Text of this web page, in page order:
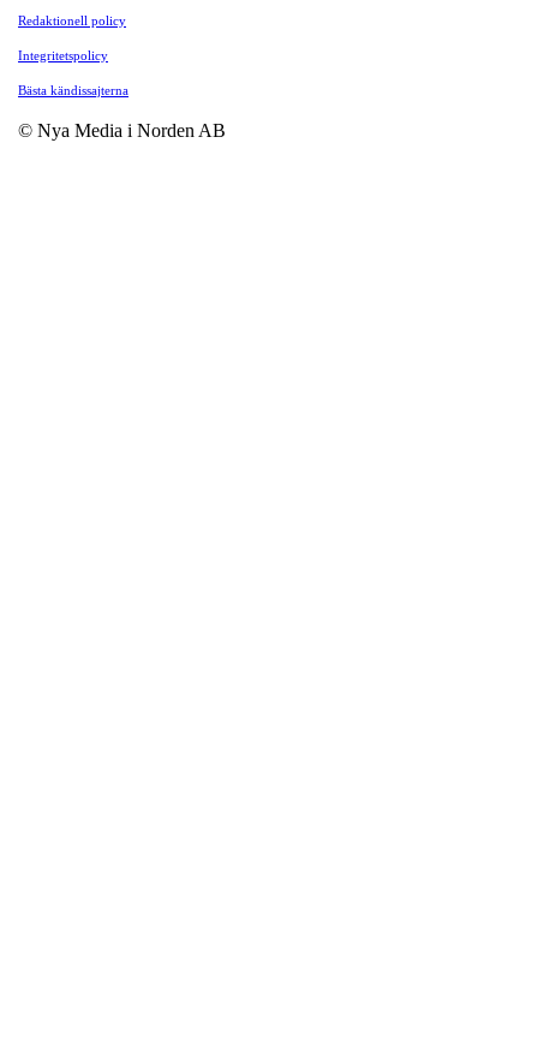
Redaktionell policy
Integritetspolicy
Bästa kändissajterna
© Nya Media i Norden AB